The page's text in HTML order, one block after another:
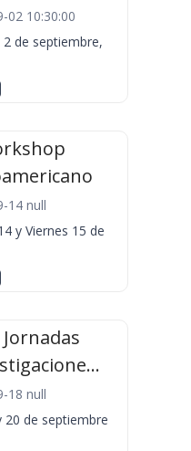
02 10:30:00
2 de septiembre,
14 null
y Viernes 15 de
Jornadas
18 null
20 de septiembre